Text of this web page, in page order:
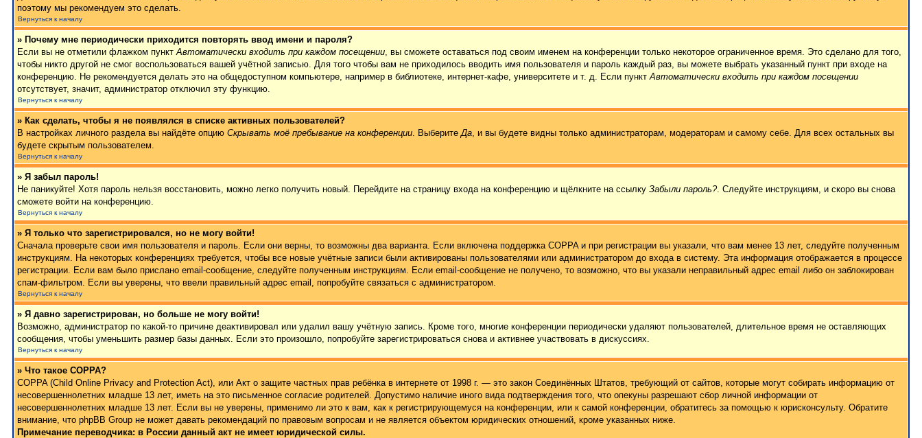
поэтому мы рекомендуем это сделать.
Вернуться к началу
» Почему мне периодически приходится повторять ввод имени и пароля?
Если вы не отметили флажком пунктАвтоматически входить при каждом посещении, вы сможете оставаться под своим именем на конференции только некоторое ограниченное время. Это сделано для того,
чтобы никто другой не смог воспользоваться вашей учётной записью. Для того чтобы вам не приходилось вводить имя пользователя и пароль каждый раз, вы можете выбрать указанный пункт при входе на
конференцию. Не рекомендуется делать это на общедоступном компьютере, например в библиотеке, интернет-кафе, университете и т. д. Если пунктАвтоматически входить при каждом посещении
отсутствует, значит, администратор отключил эту функцию.
Вернуться к началу
» Как сделать, чтобы я не появлялся в списке активных пользователей?
В настройках личного раздела вы найдёте опцию Скрывать моё пребывание на конференции. ВыберитеДа, и вы будете видны только администраторам, модераторам и самому себе. Для всех остальных вы
будете скрытым пользователем.
Вернуться к началу
» Я забыл пароль!
Не паникуйте! Хотя пароль нельзя восстановить, можно легко получить новый. Перейдите на страницу входа на конференцию и щёлкните на ссылку Забыли пароль?. Следуйте инструкциям, и скоро вы снова
сможете войти на конференцию.
Вернуться к началу
» Я только что зарегистрировался, но не могу войти!
Сначала проверьте свои имя пользователя и пароль. Если они верны, то возможны два варианта. Если включена поддержка COPPA и при регистрации вы указали, что вам менее 13 лет, следуйте полученным
инструкциям. На некоторых конференциях требуется, чтобы все новые учётные записи были активированы пользователями или администратором до входа в систему. Эта информация отображается в процессе
регистрации. Если вам было прислано email-сообщение, следуйте полученным инструкциям. Если email-сообщение не получено, то возможно, что вы указали неправильный адрес email либо он заблокирован
спам-фильтром. Если вы уверены, что ввели правильный адрес email, попробуйте связаться с администратором.
Вернуться к началу
» Я давно зарегистрирован, но больше не могу войти!
Возможно, администратор по какой-то причине деактивировал или удалил вашу учётную запись. Кроме того, многие конференции периодически удаляют пользователей, длительное время не оставляющих
сообщения, чтобы уменьшить размер базы данных. Если это произошло, попробуйте зарегистрироваться снова и активнее участвовать в дискуссиях.
Вернуться к началу
» Что такое COPPA?
COPPA (Child Online Privacy and Protection Act), или Акт о защите частных прав ребёнка в интернете от 1998 г. — это закон Соединённых Штатов, требующий от сайтов, которые могут собирать информацию от
несовершеннолетних младше 13 лет, иметь на это письменное согласие родителей. Допустимо наличие иного вида подтверждения того, что опекуны разрешают сбор личной информации от
несовершеннолетних младше 13 лет. Если вы не уверены, применимо ли это к вам, как к регистрирующемуся на конференции, или к самой конференции, обратитесь за помощью к юрисконсульту. Обратите
внимание, что phpBB Group не может давать рекомендаций по правовым вопросам и не является объектом юридических отношений, кроме указанных ниже.
Примечание переводчика: в России данный акт не имеет юридической силы.